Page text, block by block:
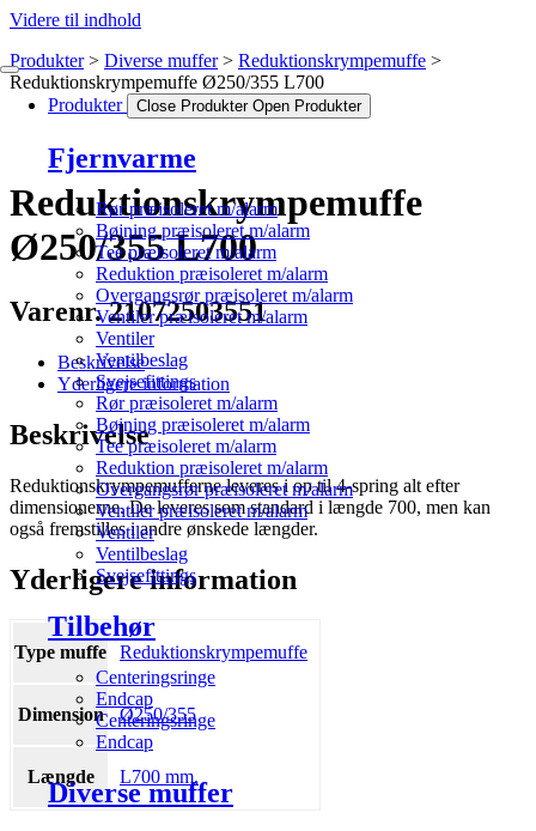
Videre til indhold
Produkter Close Produkter Open Produkter
Fjernvarme
Rør præisoleret m/alarm
Bøjning præisoleret m/alarm
Tee præisoleret m/alarm
Reduktion præisoleret m/alarm
Overgangsrør præisoleret m/alarm
Ventiler præisoleret m/alarm
Ventiler
Ventilbeslag
Svejsefittings
Rør præisoleret m/alarm
Bøjning præisoleret m/alarm
Tee præisoleret m/alarm
Reduktion præisoleret m/alarm
Overgangsrør præisoleret m/alarm
Ventiler præisoleret m/alarm
Ventiler
Ventilbeslag
Svejsefittings
Tilbehør
Centeringsringe
Endcap
Centeringsringe
Endcap
Diverse muffer
Produkter Diverse muffer
Reduktionskrympemuffe
Reduktionskrympemuffe Ø250/355 L700
Reduktionskrympemuffe
Ø250/355 L700
Varenr. 21072503551
Beskrivelse
Yderligere information
Beskrivelse
Reduktionskrympemufferne leveres i op til 4-spring alt efter
dimensionerne. De leveres som standard i længde 700, men kan
også fremstilles i andre ønskede længder.
Yderligere information
Type muffe Reduktionskrympemuffe
Dimension Ø250/355
Længde L700 mm.